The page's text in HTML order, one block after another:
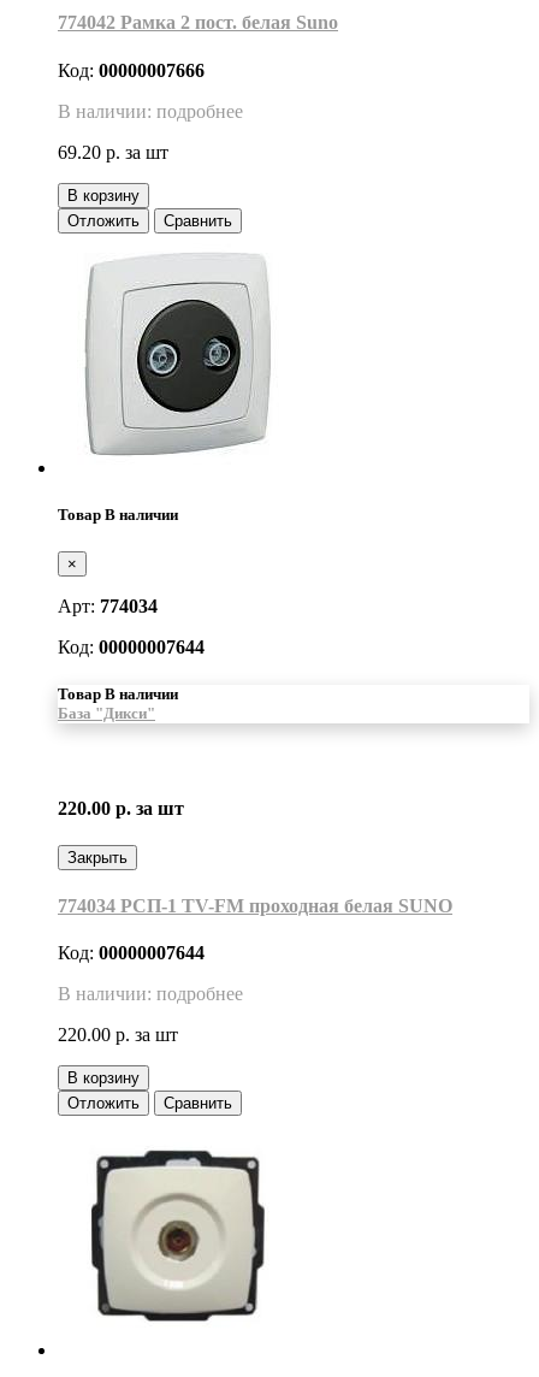
774042 Рамка 2 пост. белая Suno
Код: 00000007666
В наличии: подробнее
69.20 р. за шт
В корзину
Отложить
Сравнить
Товар В наличии
×
Арт: 774034
Код: 00000007644
Товар В наличии
База "Дикси"
220.00 р. за шт
Закрыть
774034 РСП-1 TV-FM проходная белая SUNO
Код: 00000007644
В наличии: подробнее
220.00 р. за шт
В корзину
Отложить
Сравнить